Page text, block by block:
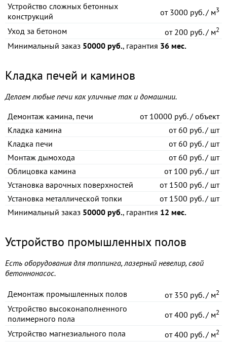
Устройство сложных бетонных
конструкций
от3000 руб. / м3
Уход за бетоном от200 руб. / м2
Минимальный заказ 50000 руб., гарантия 36 мес.
Кладка печей и каминов
Делаем любые печи как уличные так и домашнии.
Демонтаж камина, печи
от10000 руб. / объект
Кладка камина
от60 руб. / шт
Кладка печи
от60 руб. / шт
Монтаж дымохода
от60 руб. / шт
Облицовка камина
от100 руб. / шт
Установка варочных поверхностей
от1500 руб. / шт
Установка металлической топки
от1500 руб. / шт
Минимальный заказ 50000 руб., гарантия 12 мес.
Устройство промышленных полов
Есть оборудования для топпинга, лазерный невелир, свой
бетоннонасос.
Демонтаж промышленных полов от350 руб. / м2
Устройство высоконаполненного
полимерного пола
от400 руб. / м2
Устройство магнезиального пола от400 руб. / м2